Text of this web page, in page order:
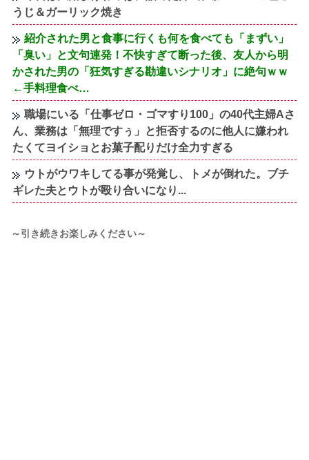
うじ＆ガーリック焼き
紹介された男と食事に行くも何を食べても「まずい」
「臭い」と文句連発！不快すぎて断った後、友人から明
かされた男の「狂気すぎる勘違いシナリオ」に絶句ｗｗ
←手料理食べ…
職場にいる「仕事ゼロ・ゴマすり100」の40代主婦Aさ
ん、業務は「無理ですぅ」と拒否するのに他人に嫌われ
たくてヨイショとお菓子配りだけ全力すぎる
ウトがウワキしてる事が発覚し、トメが倒れた。ブチ
ギレた夫とウトが殴り合いになり...
～引き続きお楽しみください～